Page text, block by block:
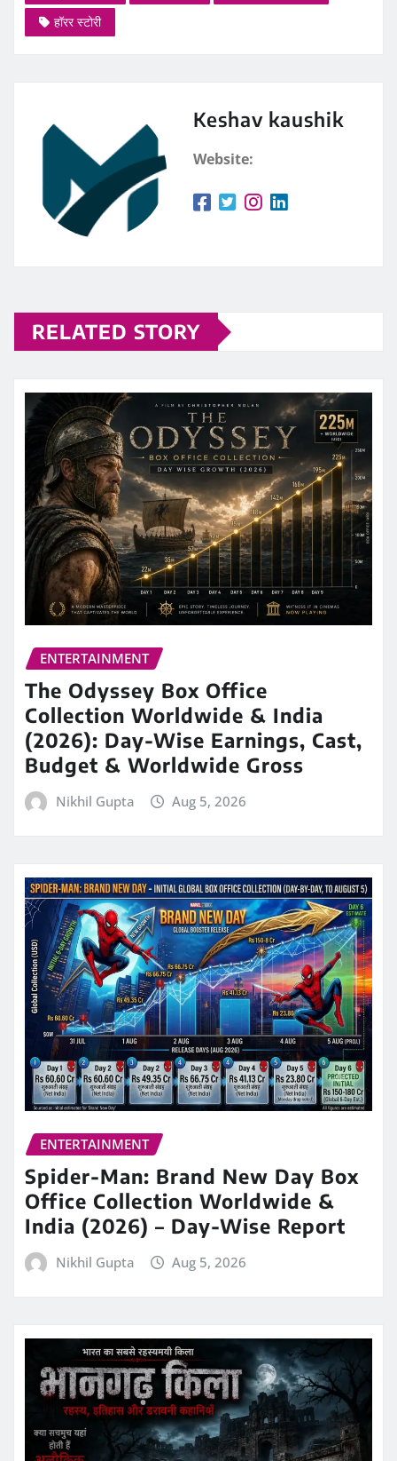
हॉरर स्टोरी
Keshav kaushik
Website:
RELATED STORY
ENTERTAINMENT
The Odyssey Box Office
Collection Worldwide & India
(2026): Day-Wise Earnings, Cast,
Budget & Worldwide Gross
Nikhil Gupta Aug 5, 2026
ENTERTAINMENT
Spider-Man: Brand New Day Box
Office Collection Worldwide &
India (2026) – Day-Wise Report
Nikhil Gupta Aug 5, 2026